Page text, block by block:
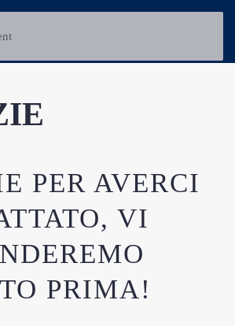
PER AVERCI
VI
PRIMA!